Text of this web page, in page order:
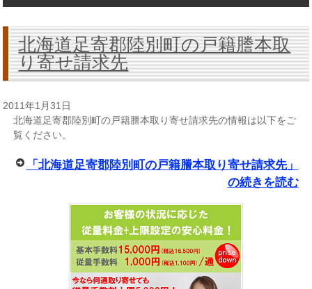
北海道足寄郡陸別町の戸籍謄本取
り寄せ請求先
2011年1月31日
北海道足寄郡陸別町の戸籍謄本取り寄せ請求先の情報は以下をご
覧ください。
「北海道足寄郡陸別町の戸籍謄本取り寄せ請求先」
の続きを読む